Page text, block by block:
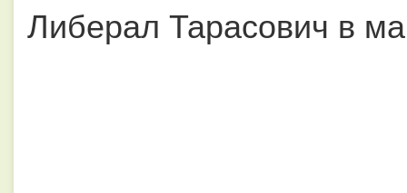
Либерал Тарасович в